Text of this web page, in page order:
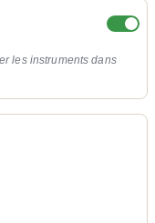
les instruments dans